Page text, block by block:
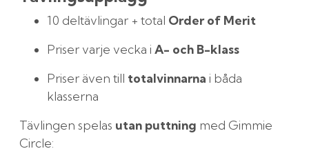
10 deltävlingar + total Order of Merit
Priser varje vecka iA- och B-klass
Priser även till totalvinnarna i båda
klasserna
Tävlingen spelas utan puttning med Gimmie
Circle: